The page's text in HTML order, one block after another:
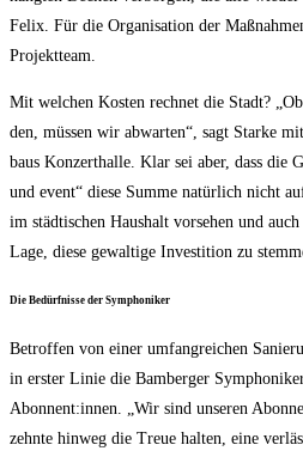
Felix. Für die Orga­ni­sa­ti­on der
Projektteam.
Mit wel­chen Kos­ten rech­net die Stadt?
den, müs­sen wir abwar­ten“, sagt Star­ke
baus Kon­zert­hal­le. Klar sei aber, dass die
und event“ die­se Sum­me natür­lich nicht
im städ­ti­schen Haus­halt vor­se­hen und
Lage, die­se gewal­ti­ge Inves­ti­ti­on zu
Die Bedürf­nis­se der Symphoniker
Betrof­fen von einer umfang­rei­chen
in ers­ter Linie die Bam­ber­ger
Abonnent:innen. „Wir sind unse­ren
zehn­te hin­weg die Treue hal­ten, eine